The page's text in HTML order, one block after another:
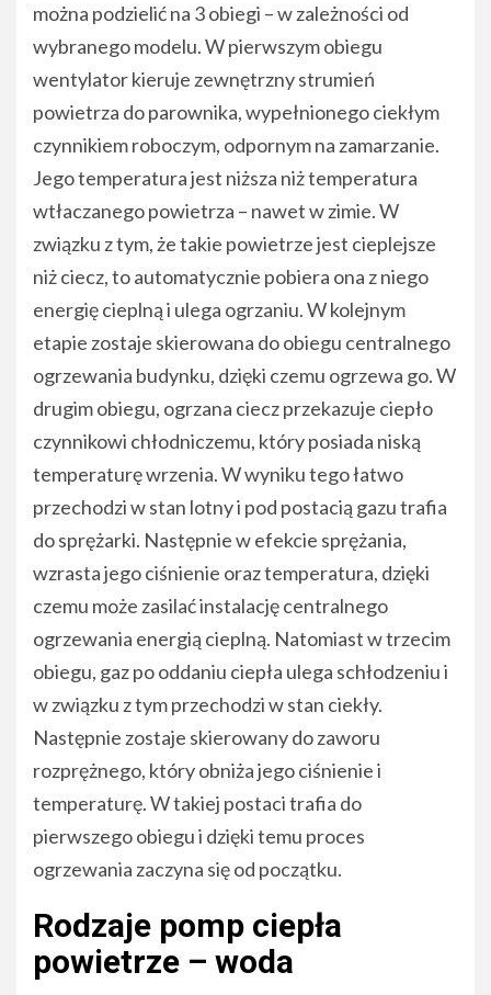
można podzielić na 3 obiegi – w zależności od
wybranego modelu. W pierwszym obiegu
wentylator kieruje zewnętrzny strumień
powietrza do parownika, wypełnionego ciekłym
czynnikiem roboczym, odpornym na zamarzanie.
Jego temperatura jest niższa niż temperatura
wtłaczanego powietrza – nawet w zimie. W
związku z tym, że takie powietrze jest cieplejsze
niż ciecz, to automatycznie pobiera ona z niego
energię cieplną i ulega ogrzaniu. W kolejnym
etapie zostaje skierowana do obiegu centralnego
ogrzewania budynku, dzięki czemu ogrzewa go. W
drugim obiegu, ogrzana ciecz przekazuje ciepło
czynnikowi chłodniczemu, który posiada niską
temperaturę wrzenia. W wyniku tego łatwo
przechodzi w stan lotny i pod postacią gazu trafia
do sprężarki. Następnie w efekcie sprężania,
wzrasta jego ciśnienie oraz temperatura, dzięki
czemu może zasilać instalację centralnego
ogrzewania energią cieplną. Natomiast w trzecim
obiegu, gaz po oddaniu ciepła ulega schłodzeniu i
w związku z tym przechodzi w stan ciekły.
Następnie zostaje skierowany do zaworu
rozprężnego, który obniża jego ciśnienie i
temperaturę. W takiej postaci trafia do
pierwszego obiegu i dzięki temu proces
ogrzewania zaczyna się od początku.
Rodzaje pomp ciepła
powietrze – woda